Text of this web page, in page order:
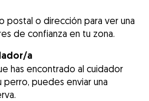
postal o dirección para ver una
de confianza en tu zona.
a
has encontrado al cuidador
puedes enviar una